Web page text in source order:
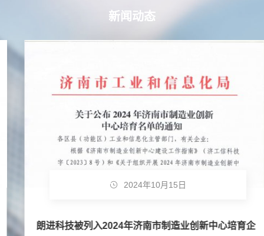
新闻动态
2024年10月15日
朗进科技被列入2024年济南市制造业创新中心培育企